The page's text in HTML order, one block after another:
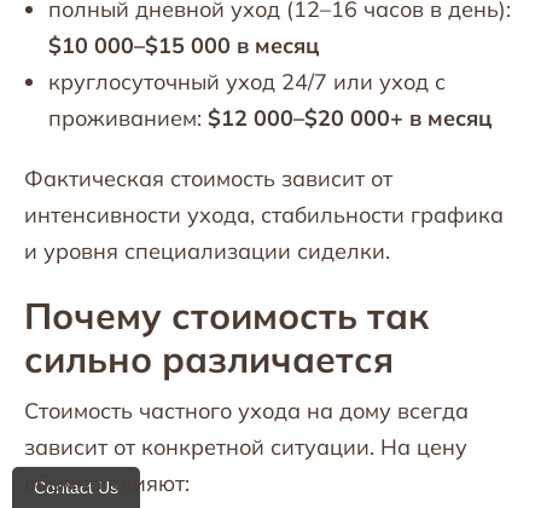
полный дневной уход (12–16 часов в день):
$10 000–$15 000 в месяц
круглосуточный уход 24/7 или уход с
проживанием: $12 000–$20 000+ в месяц
Фактическая стоимость зависит от
интенсивности ухода, стабильности графика
и уровня специализации сиделки.
Почему стоимость так
сильно различается
Стоимость частного ухода на дому всегда
зависит от конкретной ситуации. На цену
обычно влияют:
Contact Us